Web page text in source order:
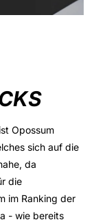
Opossum
sich auf die
da
die
im Ranking der
- wie bereits